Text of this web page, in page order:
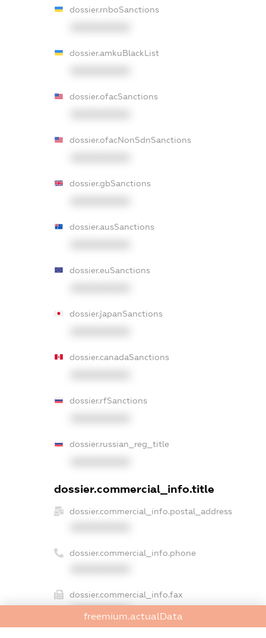
dossier.rnboSanctions
dossier.amkuBlackList
dossier.ofacSanctions
dossier.ofacNonSdnSanctions
dossier.gbSanctions
dossier.ausSanctions
dossier.euSanctions
dossier.japanSanctions
dossier.canadaSanctions
dossier.rfSanctions
dossier.russian_reg_title
dossier.commercial_info.title
dossier.commercial_info.postal_address
dossier.commercial_info.phone
dossier.commercial_info.fax
XXXXXXXXXX
freemium.actualData